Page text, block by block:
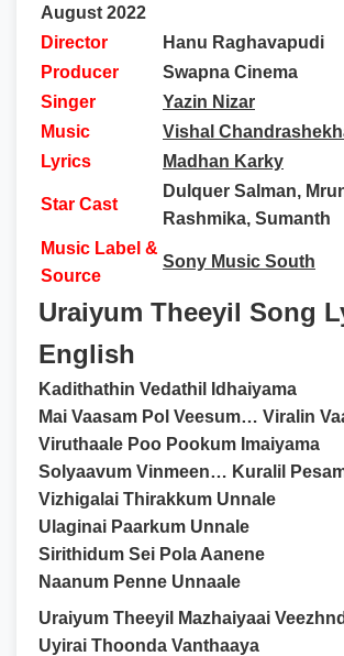
August 2022
Director
Hanu Raghavapudi
Producer
Swapna Cinema
Singer
Yazin Nizar
Music
Vishal
Lyrics
Madhan Karky
Star Cast
Dulquer Salman,
Rashmika, Sumanth
Music Label &
Source
Sony Music South
Uraiyum Theeyil Song
English
Kadithathin Vedathil Idhaiyama
Mai Vaasam Pol Veesum… Viralin
Viruthaale Poo Pookum Imaiyama
Solyaavum Vinmeen… Kuralil
Vizhigalai Thirakkum Unnale
Ulaginai Paarkum Unnale
Sirithidum Sei Pola Aanene
Naanum Penne Unnaale
Uraiyum Theeyil Mazhaiyaai
Uyirai Thoonda Vanthaaya